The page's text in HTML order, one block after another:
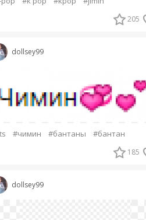
205
dollsey99
#чимин #бантаны #бантан
185
dollsey99